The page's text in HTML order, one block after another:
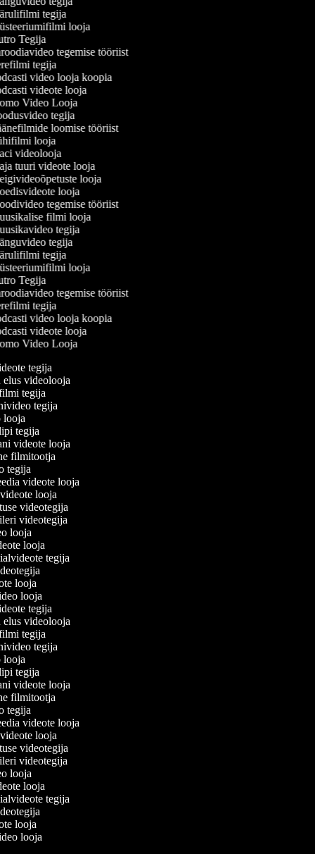
tegija
looja
Tegija
tegemise tööriist
tegija
video looja koopia
videote looja
Video Looja
tegija
loomise tööriist
looja
videolooja
tuuri videote looja
looja
looja
tegemise tööriist
filmi looja
tegija
tegija
tegija
looja
Tegija
tegemise tööriist
tegija
video looja koopia
videote looja
Video Looja
tegija
elus videolooja
tegija
tegija
looja
tegija
videote looja
filmitootja
tegija
videote looja
looja
videotegija
videotegija
looja
looja
tegija
looja
looja
tegija
elus videolooja
tegija
tegija
looja
tegija
videote looja
filmitootja
tegija
videote looja
looja
videotegija
videotegija
looja
looja
tegija
looja
looja